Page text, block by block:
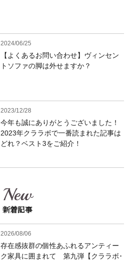
2024/06/25
【よくあるお問い合わせ】ヴィンセン
トソファの脚は外せますか？
2023/12/28
今年も誠にありがとうございました！
2023年クララボで一番読まれた記事は
どれ？ベスト3をご紹介！
New
新着記事
2026/08/06
存在感抜群の個性あふれるアンティー
ク家具に囲まれて 第九弾【クララボ･